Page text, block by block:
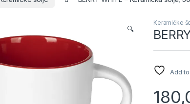
🔍
Keramičke
Add